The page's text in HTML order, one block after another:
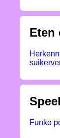
Eten
Funko